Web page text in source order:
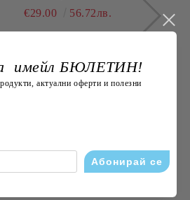
€29.00 56.72лв.
имейл БЮЛЕТИН!
актуални оферти и полезни